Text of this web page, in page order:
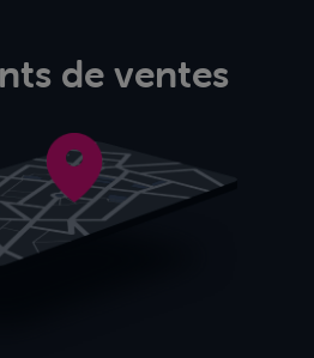
de ventes